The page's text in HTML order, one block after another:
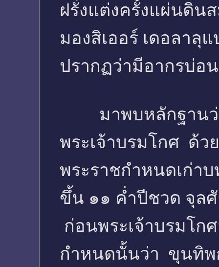
ฝรั่งแต่งครั้งแผ่นดิน
มองสิเออร์ เดอลาลุ
ปรากฏว่ามีอากรบ่อ
มาพบหลักฐานว่า
พระเจ้าบรมโกศ ด้
พระราชกำหนดเก่า
ขึ้น ๑๑ ค่ำปีชวด จุล
ก่อนพระเจ้าบรมโก
กำหนดนั้นว่า ขุนทิพ